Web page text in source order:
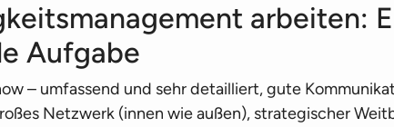
arbeiten:
Aufgabe
– umfassend und sehr detailliert, gute
Netzwerk (innen wie außen), strategischer